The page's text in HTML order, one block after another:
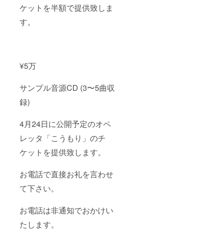
ケットを半額で提供致しま
す。
¥5万
サンプル音源CD (3〜5曲収
録)
4月24日に公開予定のオペ
レッタ「こうもり」のチ
ケットを提供致します。
お電話で直接お礼を言わせ
て下さい。
お電話は非通知でおかけい
たします。